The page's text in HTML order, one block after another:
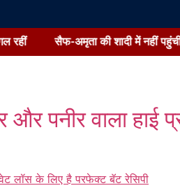
की शादी में नहीं पहुंचीं सोहा-सबा:स्कूल
और पनीर वाला